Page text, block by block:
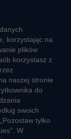
korzystając na
plików
korzystasz z
naszej stronie
do
swoich
tylko
W